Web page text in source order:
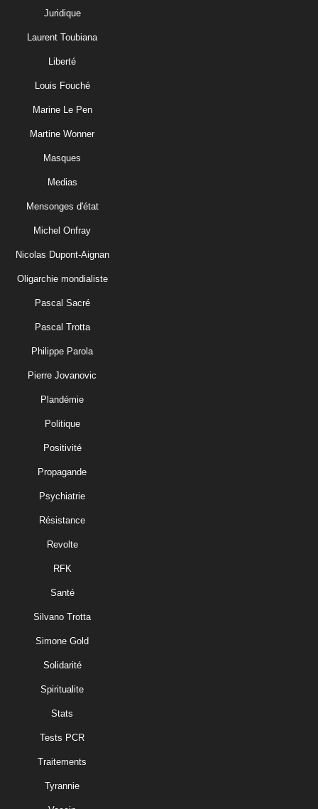
Juridique
Laurent Toubiana
Liberté
Louis Fouché
Marine Le Pen
Martine Wonner
Masques
Medias
Mensonges d'état
Michel Onfray
Nicolas Dupont-Aignan
Oligarchie mondialiste
Pascal Sacré
Pascal Trotta
Philippe Parola
Pierre Jovanovic
Plandémie
Politique
Positivité
Propagande
Psychiatrie
Résistance
Revolte
RFK
Santé
Silvano Trotta
Simone Gold
Solidarité
Spiritualite
Stats
Tests PCR
Traitements
Tyrannie